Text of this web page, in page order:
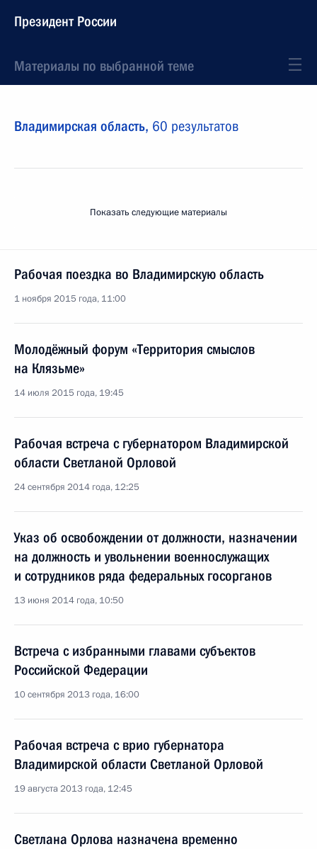
Президент России
Материалы по выбранной теме
Владимирская область, 60 результатов
Показать следующие материалы
Рабочая поездка во Владимирскую область
1 ноября 2015 года, 11:00
Молодёжный форум «Территория смыслов
на Клязьме»
14 июля 2015 года, 19:45
Рабочая встреча с губернатором Владимирской
области Светланой Орловой
24 сентября 2014 года, 12:25
Указ об освобождении от должности, назначении
на должность и увольнении военнослужащих
и сотрудников ряда федеральных госорганов
13 июня 2014 года, 10:50
Встреча с избранными главами субъектов
Российской Федерации
10 сентября 2013 года, 16:00
Рабочая встреча с врио губернатора
Владимирской области Светланой Орловой
19 августа 2013 года, 12:45
Светлана Орлова назначена временно